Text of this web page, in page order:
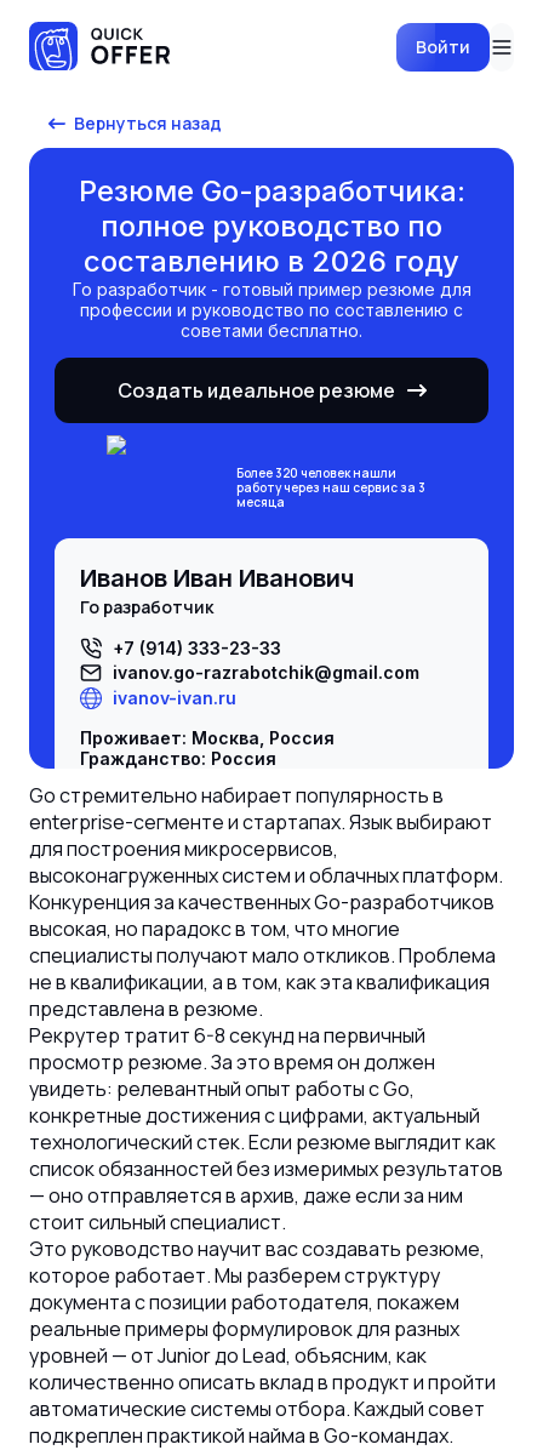
Войти
Вернуться назад
Резюме Go-разработчика:
полное руководство по
составлению в 2026 году
го разработчик- готовый пример резюме для
профессии и руководство по составлению с
советами бесплатно.
Создать идеальное резюме
Более 320 человек нашли
работу через наш сервис за 3
месяца
Иванов Иван Иванович
го разработчик
+7 (914) 333-23-33
ivanov.go-razrabotchik@gmail.com
ivanov-ivan.ru
Проживает: Москва, Россия
Гражданство: Россия
Не готов к переезду, не готов к
командировкам
Желаемая должность и зарплата
го разработчик
Специализации:
го разработчик
Занятость: полная занятость
График работы: полный день
Время в пути до работы: не имеет
значения
Go стремительно набирает популярность в
enterprise-сегменте и стартапах. Язык выбирают
для построения микросервисов,
высоконагруженных систем и облачных платформ.
Конкуренция за качественных Go-разработчиков
высокая, но парадокс в том, что многие
специалисты получают мало откликов. Проблема
не в квалификации, а в том, как эта квалификация
представлена в резюме.
Рекрутер тратит 6-8 секунд на первичный
просмотр резюме. За это время он должен
увидеть: релевантный опыт работы с Go,
конкретные достижения с цифрами, актуальный
технологический стек. Если резюме выглядит как
список обязанностей без измеримых результатов
— оно отправляется в архив, даже если за ним
стоит сильный специалист.
Это руководство научит вас создавать резюме,
которое работает. Мы разберем структуру
документа с позиции работодателя, покажем
реальные примеры формулировок для разных
уровней — от Junior до Lead, объясним, как
количественно описать вклад в продукт и пройти
автоматические системы отбора. Каждый совет
подкреплен практикой найма в Go-командах.